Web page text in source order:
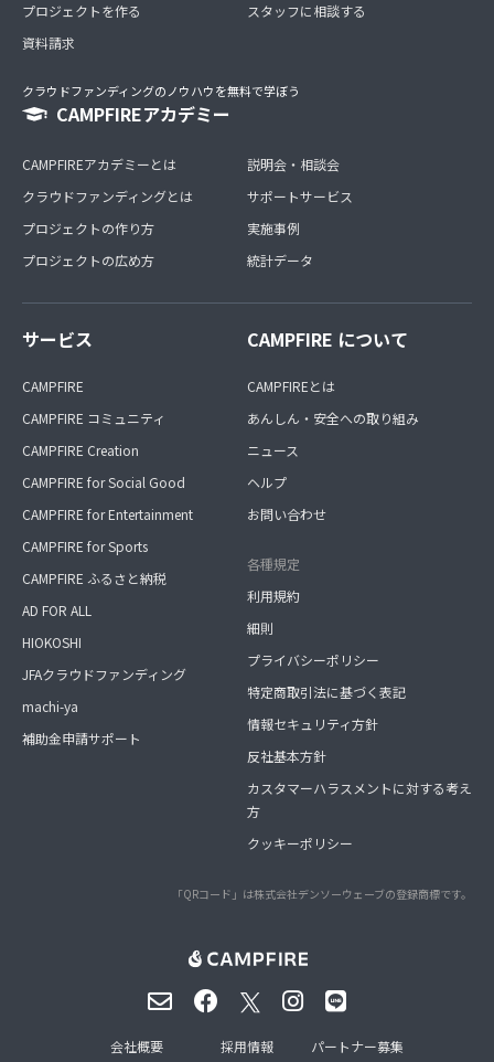
プロジェクトを作る
資料請求
スタッフに相談する
クラウドファンディングのノウハウを無料で学ぼう
CAMPFIREアカデミー
CAMPFIREアカデミーとは
クラウドファンディングとは
プロジェクトの作り方
プロジェクトの広め方
説明会・相談会
サポートサービス
実施事例
統計データ
サービス
CAMPFIRE
CAMPFIRE コミュニティ
CAMPFIRE Creation
CAMPFIRE for Social Good
CAMPFIRE for Entertainment
CAMPFIRE for Sports
CAMPFIRE ふるさと納税
AD FOR ALL
HIOKOSHI
JFAクラウドファンディング
machi-ya
補助金申請サポート
CAMPFIRE について
CAMPFIREとは
あんしん・安全への取り組み
ニュース
ヘルプ
お問い合わせ
各種規定
利用規約
細則
プライバシーポリシー
特定商取引法に基づく表記
情報セキュリティ方針
反社基本方針
カスタマーハラスメントに対する考え
方
クッキーポリシー
「QRコード」は株式会社デンソーウェーブの登録商標です。
会社概要 採用情報 パートナー募集